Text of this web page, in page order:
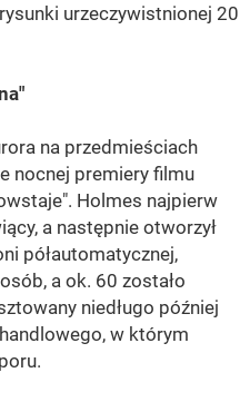
urzeczywistnionej 20
na przedmieściach
nocnej premiery filmu
Holmes najpierw
a następnie otworzył
półautomatycznej,
a ok. 60 zostało
niedługo później
w którym